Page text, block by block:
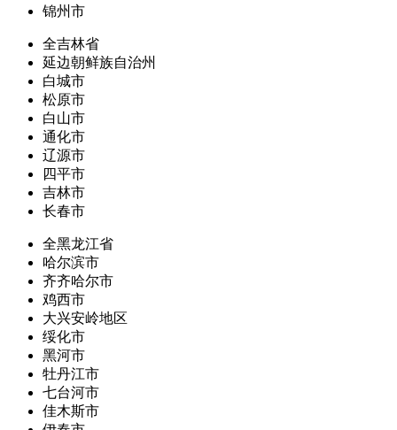
锦州市
全吉林省
延边朝鲜族自治州
白城市
松原市
白山市
通化市
辽源市
四平市
吉林市
长春市
全黑龙江省
哈尔滨市
齐齐哈尔市
鸡西市
大兴安岭地区
绥化市
黑河市
牡丹江市
七台河市
佳木斯市